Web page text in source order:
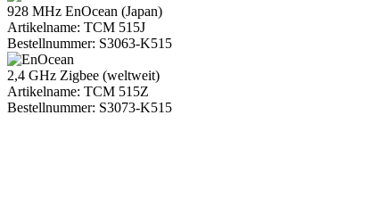
928 MHz EnOcean (Japan)
Artikelname: TCM 515J
Bestellnummer: S3063-K515
2,4 GHz Zigbee (weltweit)
Artikelname: TCM 515Z
Bestellnummer: S3073-K515